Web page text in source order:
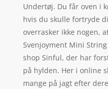
Undertøj. Du får oven i
hvis du skulle fortryde
overrasker ikke nogen,
Svenjoyment Mini
shop Sinful, der har
på hylden. Her i online
mange på jagt efter